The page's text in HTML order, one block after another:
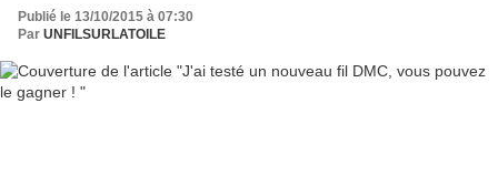
Publié le 13/10/2015 à 07:30
Par UNFILSURLATOILE